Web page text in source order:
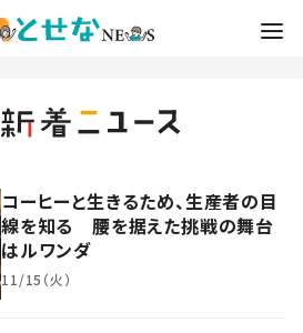
コーヒーと生きるため、生産者の目
線を知る 腰を据えた挑戦の舞台
はルワンダ
11/15（火）